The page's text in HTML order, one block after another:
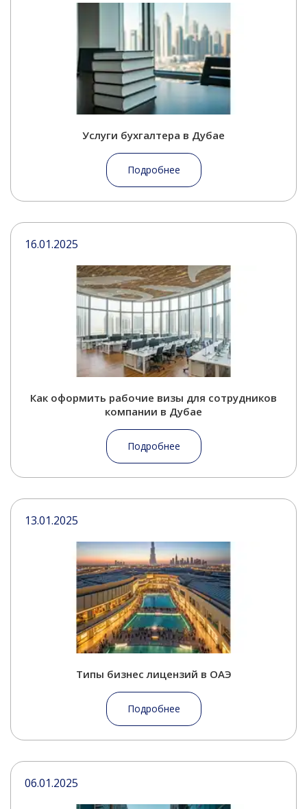
Услуги бухгалтера в Дубае
Подробнее
16.01.2025
Как оформить рабочие визы для сотрудников
компании в Дубае
Подробнее
13.01.2025
Типы бизнес лицензий в ОАЭ
Подробнее
06.01.2025